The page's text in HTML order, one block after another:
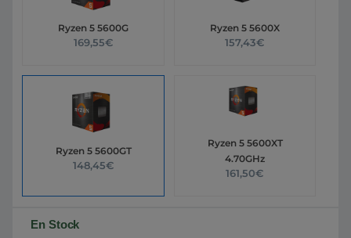
Ryzen 5 5600G
169,55€
Ryzen 5 5600X
157,43€
Ryzen 5 5600GT
148,45€
Ryzen 5 5600XT
4.70GHz
161,50€
En Stock